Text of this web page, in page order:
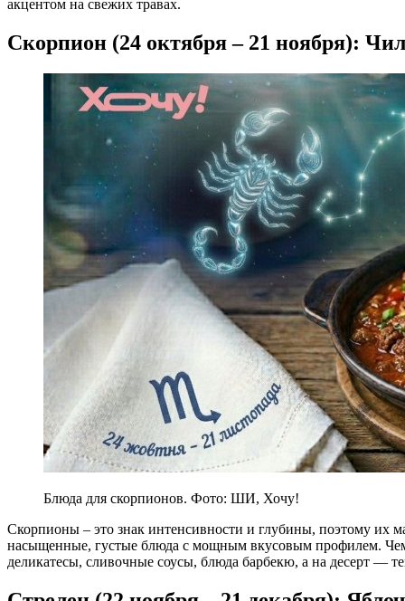
акцентом на свежих травах.
Скорпион (24 октября – 21 ноября):
Блюда для скорпионов. Фото: ШИ, Хочу!
Скорпионы – это знак интенсивности и глубины, поэтому их
насыщенные, густые блюда с мощным вкусовым профилем.
деликатесы, сливочные соусы, блюда барбекю, а на десерт —